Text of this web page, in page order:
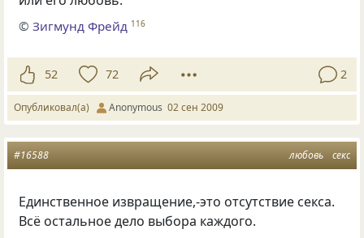
©Зигмунд Фрейд 116
52 72 2
Опубликовал(а) Anonymous 02 сен 2009
любовь секс
#16588
Единственное извращение,-это отсутствие секса.
Всё остальное дело выбора каждого.